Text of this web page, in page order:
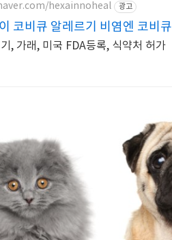
hexainnoheal 광고
코비큐 알레르기 비염엔 코비큐
, 가래, 미국 FDA등록, 식약처 허가